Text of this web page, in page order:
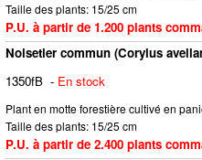
Taille des plants: 15/25 cm
P.U. à partir de 1.200 plants
Noisetier commun (Corylus
1350fB - En stock
Plant en motte forestière cultivé en
Taille des plants: 15/25 cm
P.U. à partir de 2.400 plants